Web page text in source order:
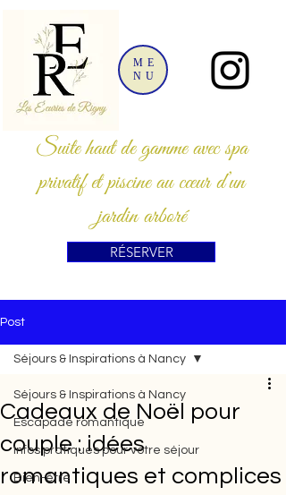
ME
NU
RÉSERVER
Suite haut de gamme avec spa
privatif et piscine au cœur d’un
jardin arboré
Post
Séjours & Inspirations à Nancy
Escapade romantique
Infos pratiques pour votre séjour
Bien-être
Séjours & Inspirations à Nancy
Cadeaux de Noël pour
couple : idées
romantiques et complices